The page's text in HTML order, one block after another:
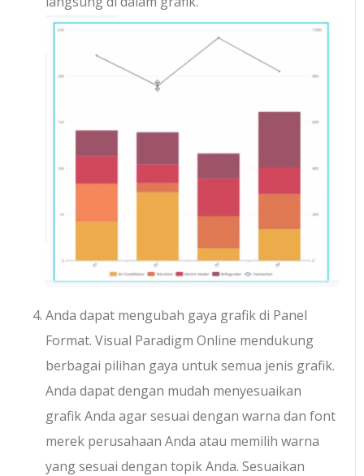
Anda dapat mengubah gaya grafik di Panel
Format. Visual Paradigm Online mendukung
berbagai pilihan gaya untuk semua jenis grafik.
Anda dapat dengan mudah menyesuaikan
grafik Anda agar sesuai dengan warna dan font
merek perusahaan Anda atau memilih warna
yang sesuai dengan topik Anda. Sesuaikan